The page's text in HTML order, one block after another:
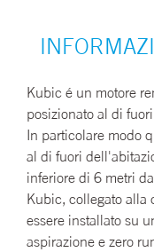
Kubic é un motore
posizionato al di
In particolare modo
al di fuori
inferiore di 6 metri
Kubic, collegato alla
essere installato su
aspirazione e zero